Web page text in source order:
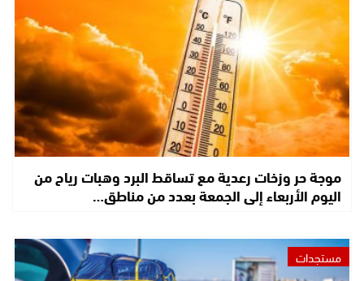
موجة حر وزخات رعدية مع تساقط البرد وهبات رياح من
اليوم الأربعاء إلى الجمعة بعدد من مناطق…
مستجدات